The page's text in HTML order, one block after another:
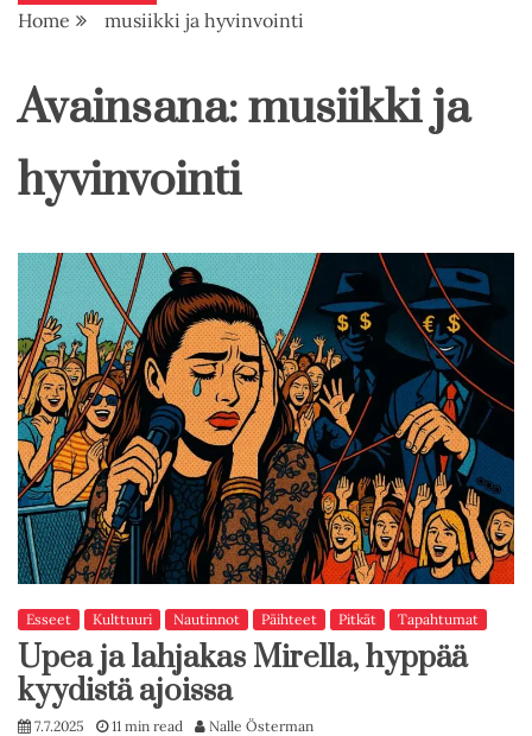
Home
musiikki ja hyvinvointi
Avainsana:musiikki ja
hyvinvointi
Esseet Kulttuuri Nautinnot Päihteet Pitkät Tapahtumat
Upea ja lahjakas Mirella, hyppää
kyydistä ajoissa
7.7.2025 11 min read Nalle Österman